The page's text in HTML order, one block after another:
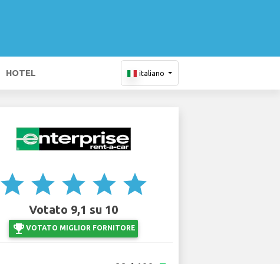
HOTEL italiano
star star star star star
Votato 9,1 su 10
emoji_events VOTATO MIGLIOR FORNITORE